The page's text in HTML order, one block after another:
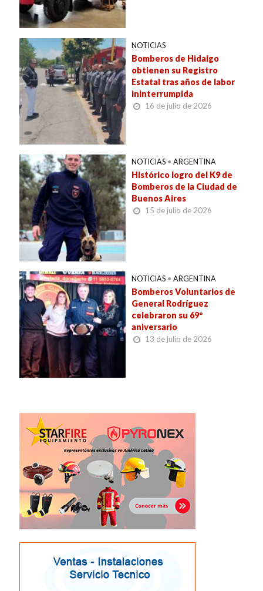
NOTICIAS
Bomberos de Hidalgo
obtienen su Registro
Estatal tras años de labor
ininterrumpida
16 de julio de 2026
NOTICIAS • ARGENTINA
Histórico logro del K9 de
Bomberos de la Ciudad de
Buenos Aires
15 de julio de 2026
NOTICIAS • ARGENTINA
Bomberos Voluntarios de
General Rodríguez
celebraron su 69º
aniversario
13 de julio de 2026